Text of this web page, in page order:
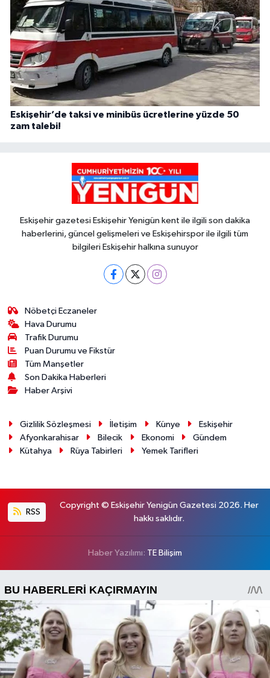
Eskişehir’de taksi ve minibüs ücretlerine yüzde 50
zam talebi!
Eskişehir gazetesi Eskişehir Yenigün kent ile ilgili son dakika
haberlerini, güncel gelişmeleri ve Eskişehirspor ile ilgili tüm
bilgileri Eskişehir halkına sunuyor
Nöbetçi Eczaneler
Hava Durumu
Trafik Durumu
Puan Durumu ve Fikstür
Tüm Manşetler
Son Dakika Haberleri
Haber Arşivi
Gizlilik Sözleşmesi İletişim Künye
Eskişehir
Afyonkarahisar
Bilecik Ekonomi
Gündem
Kütahya
Rüya Tabirleri Yemek Tarifleri
RSS
Copyright © Eskişehir Yenigün Gazetesi 2026. Her
hakkı saklıdır.
Haber Yazılımı: TE Bilişim